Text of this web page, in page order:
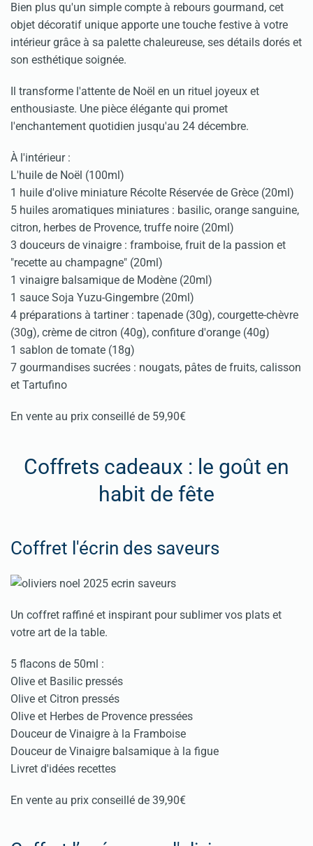
Bien plus qu'un simple compte à rebours gourmand, cet
objet décoratif unique apporte une touche festive à votre
intérieur grâce à sa palette chaleureuse, ses détails dorés et
son esthétique soignée.
Il transforme l'attente de Noël en un rituel joyeux et
enthousiaste. Une pièce élégante qui promet
l'enchantement quotidien jusqu'au 24 décembre.
À l'intérieur :
L'huile de Noël (100ml)
1 huile d'olive miniature Récolte Réservée de Grèce (20ml)
5 huiles aromatiques miniatures : basilic, orange sanguine,
citron, herbes de Provence, truffe noire (20ml)
3 douceurs de vinaigre : framboise, fruit de la passion et
"recette au champagne" (20ml)
1 vinaigre balsamique de Modène (20ml)
1 sauce Soja Yuzu-Gingembre (20ml)
4 préparations à tartiner : tapenade (30g), courgette-chèvre
(30g), crème de citron (40g), confiture d'orange (40g)
1 sablon de tomate (18g)
7 gourmandises sucrées : nougats, pâtes de fruits, calisson
et Tartufino
En vente au prix conseillé de 59,90€
Coffrets cadeaux : le goût en
habit de fête
Coffret l'écrin des saveurs
Un coffret raffiné et inspirant pour sublimer vos plats et
votre art de la table.
5 flacons de 50ml :
Olive et Basilic pressés
Olive et Citron pressés
Olive et Herbes de Provence pressées
Douceur de Vinaigre à la Framboise
Douceur de Vinaigre balsamique à la figue
Livret d'idées recettes
En vente au prix conseillé de 39,90€